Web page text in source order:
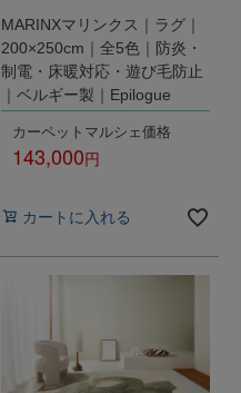
MARINXマリンクス｜ラグ｜
200×250cm｜全5色｜防炎・
制電・床暖対応・遊び毛防止
｜ベルギー製｜Epilogue
カーペットマルシェ価格
143,000
カートに入れる